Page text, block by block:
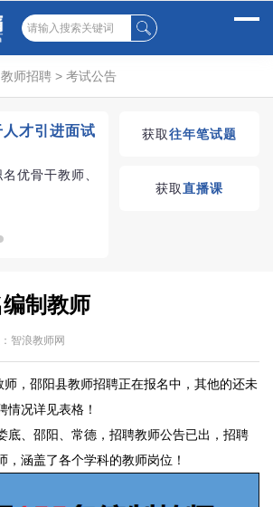
教师招聘 > 考试公告
才引进面试
优骨干教师、
湖南教师招聘考试优
获取往年笔试题
获取直播课
制教师
智浪教师网
，邵阳县教师招聘正在报名中，其他的还未
情况详见表格！
底、邵阳、常德，招聘教师公告已出，招聘
，涵盖了各个学科的教师岗位！